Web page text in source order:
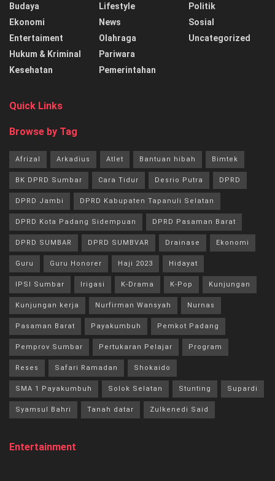
Budaya
Ekonomi
Entertaiment
Hukum & Kriminal
Kesehatan
Lifestyle
News
Olahraga
Pariwara
Pemerintahan
Politik
Sosial
Uncategorized
Quick Links
Browse by Tag
Afrizal Arkadius Atlet Bantuan hibah Bimtek
BK DPRD Sumbar Cara Tidur Desrio Putra DPRD
DPRD Jambi DPRD Kabupaten Tapanuli Selatan
DPRD Kota Padang Sidempuan DPRD Pasaman Barat
DPRD SUMBAR DPRD SUMBVAR Drainase Ekonomi
Guru Guru Honorer Haji 2023 Hidayat
IPSI Sumbar Irigasi K-Drama K-Pop Kunjungan
Kunjungan kerja Nurfirman Wansyah Nurnas
Pasaman Barat Payakumbuh Pemkot Padang
Pemprov Sumbar Pertukaran Pelajar Program
Reses Safari Ramadan Shokaido
SMA 1 Payakumbuh Solok Selatan Stunting Supardi
Syamsul Bahri Tanah datar Zulkenedi Said
Entertainment